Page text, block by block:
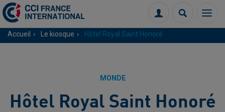
Menu
Connexion
Accueil Le kiosque Hôtel Royal Saint Honoré
MONDE
Hôtel Royal Saint Honoré